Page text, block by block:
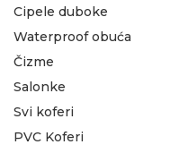
Cipele duboke
Waterproof obuća
Čizme
Salonke
Svi koferi
PVC Koferi